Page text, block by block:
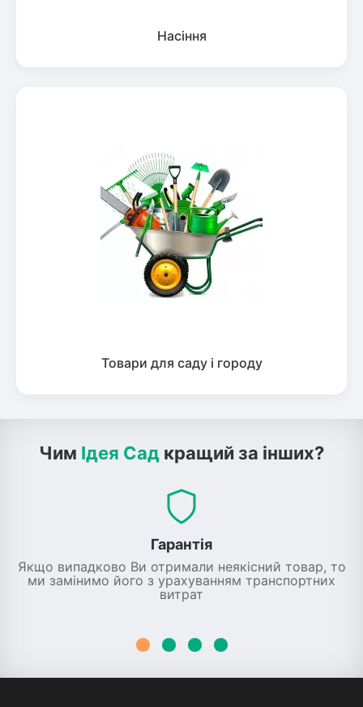
Насіння
Товари для саду і городу
Чим Ідея Сад кращий за інших?
Гарантія
Якщо випадково Ви отримали неякісний товар, то
ми замінимо його з урахуванням транспортних
витрат